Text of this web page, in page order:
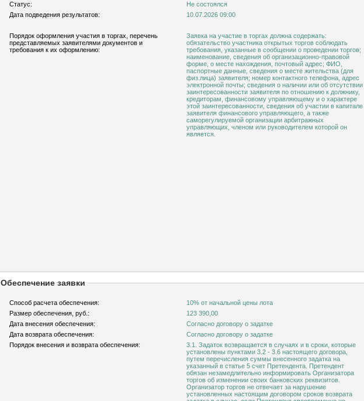
Статус: Не состоялся
Дата подведения результатов:
10.07.2026 09:00
Порядок оформления участия в торгах, перечень
представляемых заявителями документов и
требования к их оформлению:
Заявка на участие в торгах должна содержать:
обязательство участника открытых торгов соблюдать
требования, указанные в сообщении о проведении торгов;
наименование, сведения об организационно-правовой
форме, о месте нахождения, почтовый адрес; ФИО,
паспортные данные, сведения о месте жительства (для
физ.лица) заявителя; номер контактного телефона, адрес
электронной почты; сведения о наличии или об отсутствии
заинтересованности заявителя по отношению к должнику,
кредиторам, финансовому управляющему и о характере
этой заинтересованности, сведения об участии в капитале
заявителя финансового управляющего, а также
саморегулируемой организации арбитражных
управляющих, членом или руководителем которой он
является.
Обеспечение заявки
Способ расчета обеспечения: 10% от начальной цены лота
Размер обеспечения, руб.:
123 390,00
Дата внесения обеспечения:
Согласно договору о задатке
Дата возврата обеспечения:
Согласно договору о задатке
Порядок внесения и возврата обеспечения:
3.1. Задаток возвращается в случаях и в сроки, которые
установлены пунктами 3.2 - 3.6 настоящего договора,
путем перечисления суммы внесенного задатка на
указанный в статье 5 счет Претендента. Претендент
обязан незамедлительно информировать Организатора
торгов об изменении своих банковских реквизитов.
Организатор торгов не отвечает за нарушение
установленных настоящим договором сроков возврата